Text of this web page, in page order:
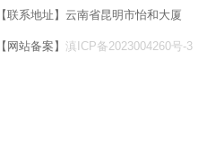
【联系地址】云南省昆明市怡和大厦
【网站备案】 滇ICP备2023004260号-3